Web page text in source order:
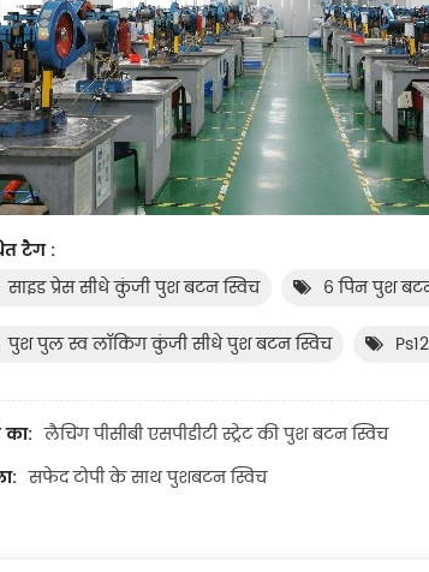
टैग :
साइड प्रेस सीधे कुंजी पुश बटन स्विच
6 पिन पुश
पुश पुल स्व लॉकिंग कुंजी सीधे पुश बटन स्विच
लैचिंग पीसीबी एसपीडीटी स्ट्रेट की पुश बटन स्विच
सफेद टोपी के साथ पुशबटन स्विच